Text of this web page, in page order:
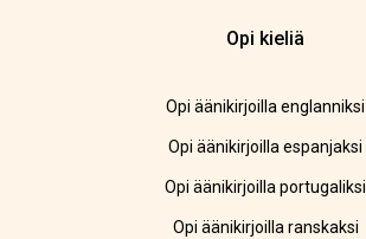
Opi kieliä
Opi äänikirjoilla englanniksi
Opi äänikirjoilla espanjaksi
Opi äänikirjoilla portugaliksi
Opi äänikirjoilla ranskaksi